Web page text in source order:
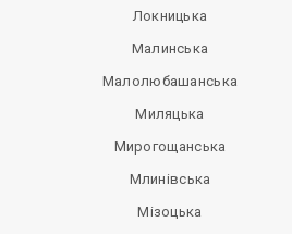
Локницька
Малинська
Малолюбашанська
Миляцька
Мирогощанська
Млинівська
Мізоцька